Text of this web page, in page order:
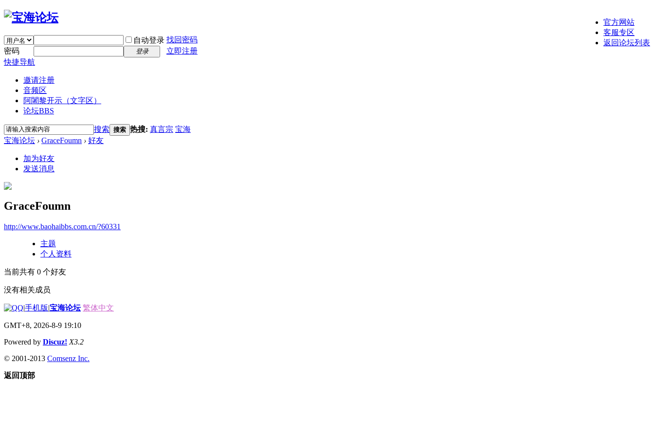
官方网站
客服专区
返回论坛列表
自动登录 找回密码
密码
登录
立即注册
快捷导航
邀请注册
音频区
阿闍黎开示（文字区）
论坛BBS
搜索 搜索 热搜: 真言宗 宝海
宝海论坛 › GraceFoumn › 好友
加为好友
发送消息
GraceFoumn
http://www.baohaibbs.com.cn/?60331
主题
个人资料
当前共有 0 个好友
没有相关成员
|手机版|宝海论坛 繁体中文
GMT+8, 2026-8-9 19:10
Powered by Discuz! X3.2
© 2001-2013 Comsenz Inc.
返回顶部